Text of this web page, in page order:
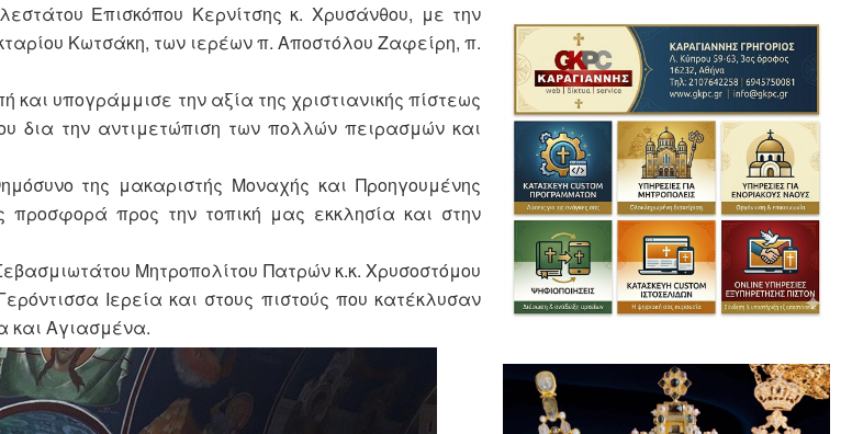
Επισκόπου Κερνίτσης κ. Χρυσάνθου, με την
Κωτσάκη, των ιερέων π. Αποστόλου Ζαφείρη, π.
υπογράμμισε την αξία της χριστιανικής πίστεως
την αντιμετώπιση των πολλών πειρασμών και
της μακαριστής Μοναχής και Προηγουμένης
προς την τοπική μας εκκλησία και στην
Μητροπολίτου Πατρών κ.κ. Χρυσοστόμου
Ιερεία και στους πιστούς που κατέκλυσαν
και Αγιασμένα.